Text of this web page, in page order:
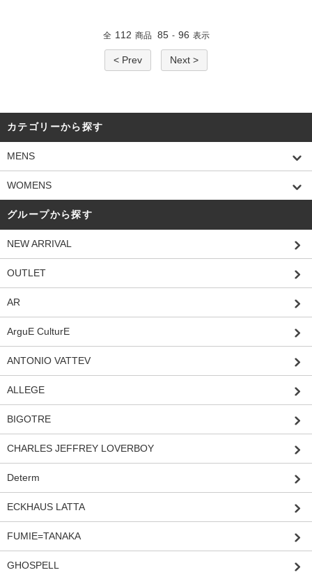
全 112 商品 85 - 96 表示
< Prev Next >
カテゴリーから探す
MENS
WOMENS
グループから探す
NEW ARRIVAL
OUTLET
AR
ArguE CulturE
ANTONIO VATTEV
ALLEGE
BIGOTRE
CHARLES JEFFREY LOVERBOY
Determ
ECKHAUS LATTA
FUMIE=TANAKA
GHOSPELL